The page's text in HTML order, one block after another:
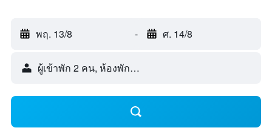
พฤ. 13/8 - ศ. 14/8
ผู้เข้าพัก 2 คน, ห้องพัก 1 ห้อง